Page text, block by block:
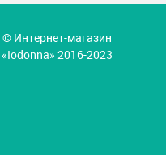
© Интернет-магазин
«Iodonna» 2016-2023